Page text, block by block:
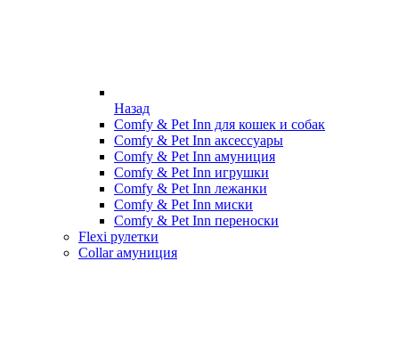
Назад
Comfy & Pet Inn для кошек и собак
Comfy & Pet Inn аксессуары
Comfy & Pet Inn амуниция
Comfy & Pet Inn игрушки
Comfy & Pet Inn лежанки
Comfy & Pet Inn миски
Comfy & Pet Inn переноски
Flexi рулетки
Collar амуниция